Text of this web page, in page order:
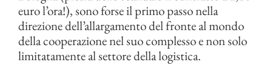
euro l’ora!), sono forse il primo passo nella
direzione dell’allargamento del fronte al mondo
della cooperazione nel suo complesso e non solo
limitatamente al settore della logistica.